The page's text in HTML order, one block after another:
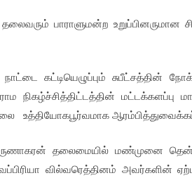
தலைவரும் பாராளுமன்ற உறுப்பினருமான சி
நாட்டை கட்டியெழுப்பும் சுபீட்சத்தின்
நிகழ்ச்சித்திட்டத்தின் மட்டக்களப்பு
உத்தியோகபூர்வமாக
தலைமையில் மண்முனை தென்
வில்வரெத்தினம் அவர்களின்